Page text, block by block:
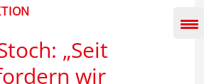
„Seit
wir